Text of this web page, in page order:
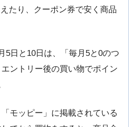
たり、クーポン券で安く商品
5日と10日は、「毎月5と0のつ
ントリー後の買い物でポイン
モッピー」に掲載されている